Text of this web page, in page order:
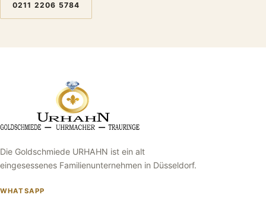
0211 2206 5784
Die Goldschmiede URHAHN ist ein alt
eingesessenes Familienunternehmen in Düsseldorf.
WHATSAPP